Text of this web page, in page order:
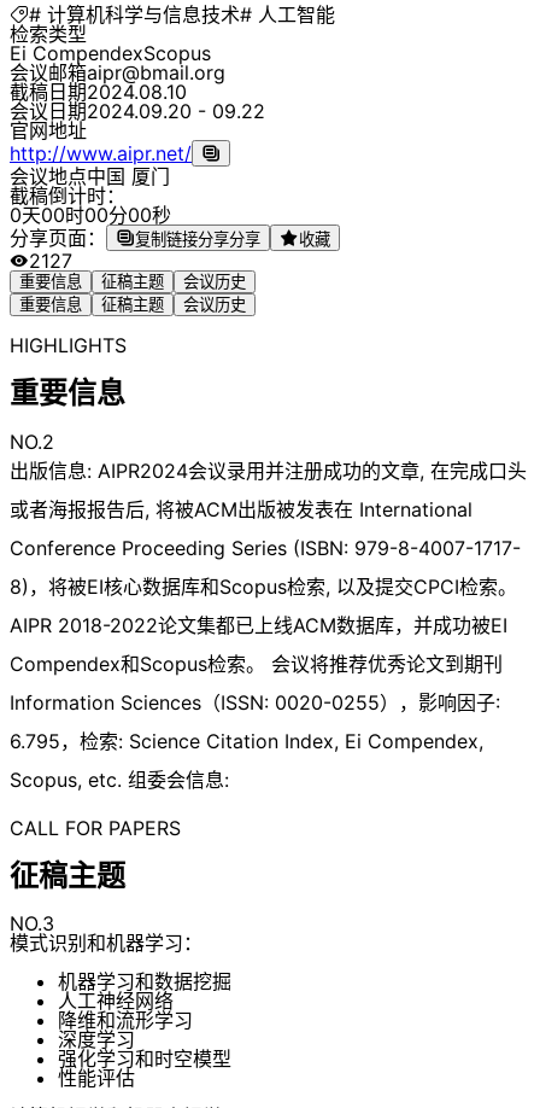
# 计算机科学与信息技术# 人工智能
检索类型
Ei CompendexScopus
会议邮箱aipr@bmail.org
截稿日期2024.08.10
会议日期2024.09.20 - 09.22
官网地址
http://www.aipr.net/
会议地点中国 厦门
截稿倒计时：
0天00时00分00秒
分享页面：
复制链接分享分享 收藏
2127
重要信息 征稿主题
会议历史
重要信息
征稿主题 会议历史
HIGHLIGHTS
重要信息
NO.2
出版信息: AIPR2024会议录用并注册成功的文章, 在完成口头
或者海报报告后, 将被ACM出版被发表在 International
Conference Proceeding Series (ISBN: 979-8-4007-1717-
8)，将被EI核心数据库和Scopus检索, 以及提交CPCI检索。
AIPR 2018-2022论文集都已上线ACM数据库，并成功被EI
Compendex和Scopus检索。 会议将推荐优秀论文到期刊
Information Sciences（ISSN: 0020-0255），影响因子:
6.795，检索: Science Citation Index, Ei Compendex,
Scopus, etc. 组委会信息:
CALL FOR PAPERS
征稿主题
NO.3
模式识别和机器学习：
机器学习和数据挖掘
人工神经网络
降维和流形学习
深度学习
强化学习和时空模型
性能评估